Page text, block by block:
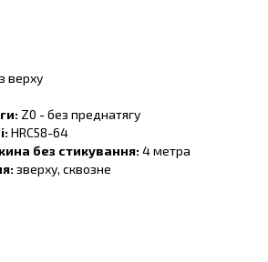
з верху
Z0 - без преднатягу
HRC58-64
без стикування:4 метра
зверху, сквозне